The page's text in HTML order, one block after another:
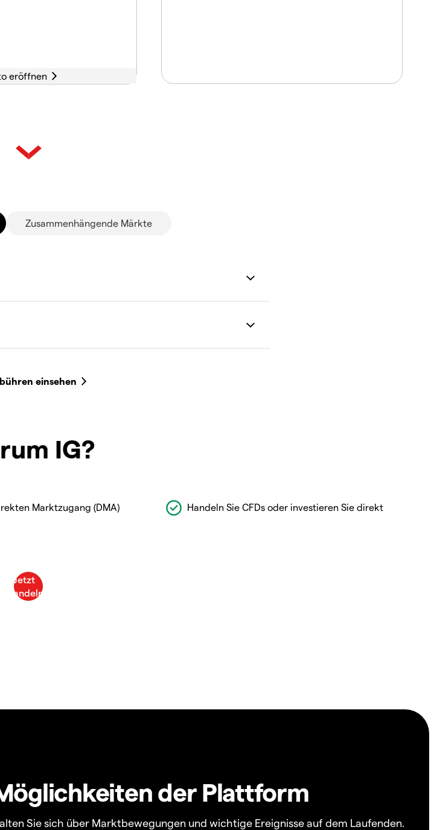
Zusammenhängende Märkte
IG?
Marktzugang (DMA) Handeln Sie CFDs oder investieren Sie direkt
der Plattform
Sie sich über Marktbewegungen und wichtige Ereignisse auf dem Laufenden.